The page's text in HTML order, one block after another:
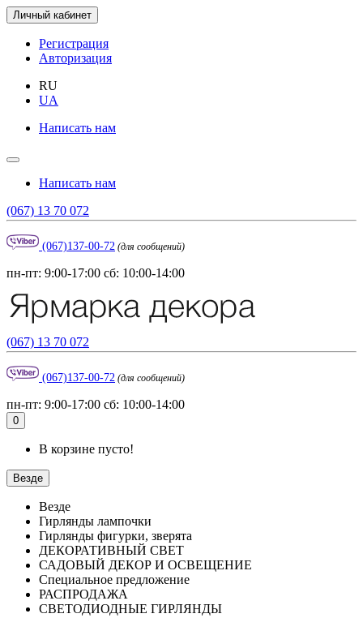
Личный кабинет
Регистрация
Авторизация
RU
UA
Написать нам
Написать нам
(067) 13 70 072
(067)137-00-72 (для сообщений)
пн-пт: 9:00-17:00 сб: 10:00-14:00
(067) 13 70 072
(067)137-00-72 (для сообщений)
пн-пт: 9:00-17:00 сб: 10:00-14:00
0
В корзине пусто!
Везде
Везде
Гирлянды лампочки
Гирлянды фигурки, зверята
ДЕКОРАТИВНЫЙ СВЕТ
САДОВЫЙ ДЕКОР И ОСВЕЩЕНИЕ
Специальное предложение
РАСПРОДАЖА
СВЕТОДИОДНЫЕ ГИРЛЯНДЫ